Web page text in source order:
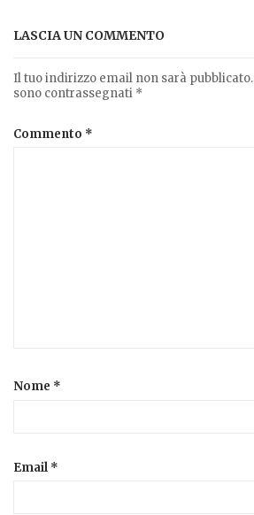
LASCIA UN COMMENTO
Il tuo indirizzo email non sarà pubblicato.
sono contrassegnati *
Commento *
Nome *
Email *